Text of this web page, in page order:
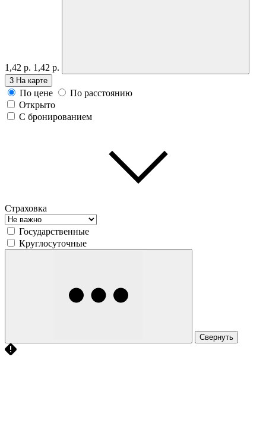
1,42 р. 1,42 р.
3 На карте
По цене
По расстоянию
Открыто
С бронированием
Страховка
Государственные
Круглосуточные
Свернуть